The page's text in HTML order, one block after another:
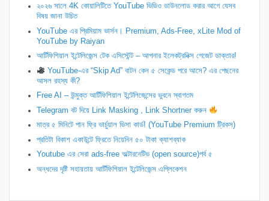
২০২৬ সালে 4K কোয়ালিটিতে YouTube ভিডিও ডাউনলোড করার আগে যেসব
বিষয় জানা উচিত
YouTube এর প্রিমিয়াম ভার্সন। Premium, Ads-Free, xLite Mod of
YouTube by Raiyan
আর্টিফিশিয়াল ইন্টেলিজেন্স টেক এসিস্টেন্ট – আপনার ইলেকট্রনিক্স গেজেট ডাক্তার!
YouTube-এর “Skip Ad” বাটন কেন ৫ সেকেন্ড পরে আসে? এর পেছনের
আসল রহস্য কী?
Free AI – উন্মুক্ত আর্টিফিশিয়াল ইন্টেলিজেন্সের ভুবনে স্বাগতম
Telegram বট দিয়ে Link Masking , Link Shortner করুন
​মাত্র ৫ মিনিটে পান ফ্রি ভার্চুয়াল ভিসা কার্ড! (YouTube Premium ট্রিকস)
প্রতিটা বিকাশ একাউন্টে ফ্রিতে নিয়েনিন ৫০ টাকা ক্যাশব্যাক
Youtube এর সেরা ads-free অল্টারনেটিভ (open source)পর্ব ৫
অন্ধদের দৃষ্টি সহায়তায় আর্টিফিশিয়াল ইন্টেলিজেন্স এপ্লিকেশন